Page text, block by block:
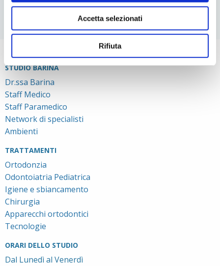
Accetta selezionati
Rifiuta
STUDIO BARINA
Dr.ssa Barina
Staff Medico
Staff Paramedico
Network di specialisti
Ambienti
TRATTAMENTI
Ortodonzia
Odontoiatria Pediatrica
Igiene e sbiancamento
Chirurgia
Apparecchi ortodontici
Tecnologie
ORARI DELLO STUDIO
Dal Lunedì al Venerdì